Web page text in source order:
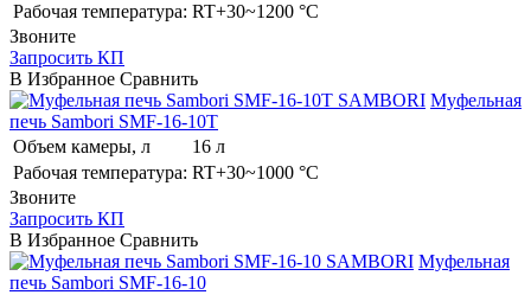
Рабочая температура: RT+30~1200 °C
Звоните
Запросить КП
В Избранное Сравнить
SAMBORI Муфельная
печь Sambori SMF-16-10T
Объем камеры, л
16 л
Рабочая температура: RT+30~1000 °C
Звоните
Запросить КП
В Избранное Сравнить
SAMBORI Муфельная
печь Sambori SMF-16-10